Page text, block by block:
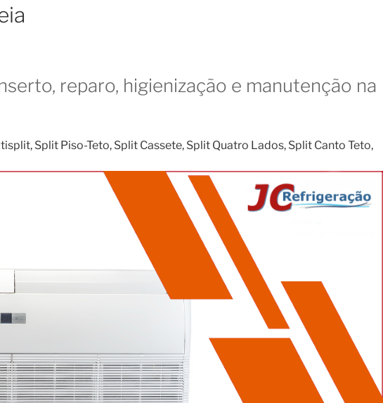
reparo, higienização e manutenção na
Split Piso-Teto, Split Cassete, Split Quatro Lados, Split Canto Teto,